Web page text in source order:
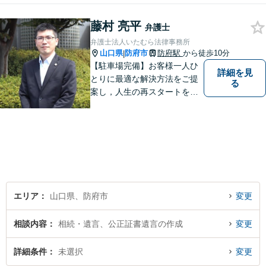
無料】お気軽にご相談くださ
い。
藤村 亮平 弁護士
弁護士法人いたむら法律事務所
山口県|防府市 防府駅 から徒歩10分
【駐車場完備】お客様一人ひ
とりに最適な解決方法をご提
案し，人生の再スタートをお
詳細を見
る
エリア 山口県、防府市 変更
相談内容 相続・遺言、公正証書遺言の作成 変更
詳細条件 未選択 変更